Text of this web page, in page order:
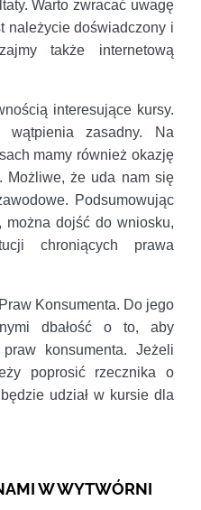
Warto zwracać uwagę
należycie doświadczony i
także internetową
interesujące kursy.
zasadny. Na
mamy również okazję
Możliwe, że uda nam się
Podsumowując
można dojść do wniosku,
chroniących prawa
Konsumenta. Do jego
dbałość o to, aby
konsumenta. Jeżeli
poprosić rzecznika o
udział w kursie dla
W WYTWÓRNI